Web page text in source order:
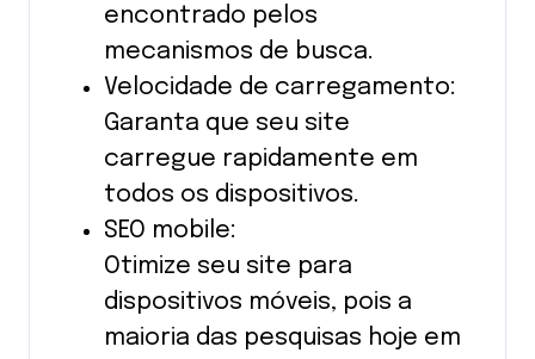
encontrado pelos
mecanismos de busca.
Velocidade de carregamento:
Garanta que seu site
carregue rapidamente em
todos os dispositivos.
SEO mobile:
Otimize seu site para
dispositivos móveis, pois a
maioria das pesquisas hoje em